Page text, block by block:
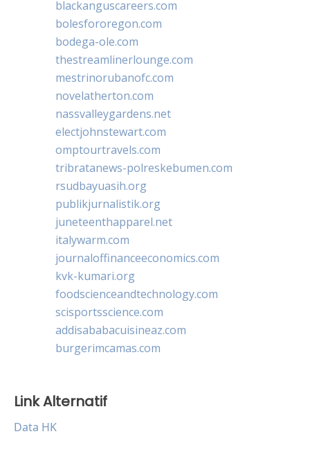
blackanguscareers.com
bolesfororegon.com
bodega-ole.com
thestreamlinerlounge.com
mestrinorubanofc.com
novelatherton.com
nassvalleygardens.net
electjohnstewart.com
omptourtravels.com
tribratanews-polreskebumen.com
rsudbayuasih.org
publikjurnalistik.org
juneteenthapparel.net
italywarm.com
journaloffinanceeconomics.com
kvk-kumari.org
foodscienceandtechnology.com
scisportsscience.com
addisababacuisineaz.com
burgerimcamas.com
Link Alternatif
Data HK